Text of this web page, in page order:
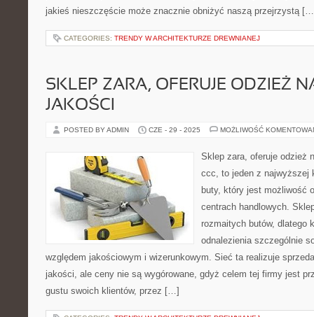
jakieś nieszczęście może znacznie obniżyć naszą przejrzystą
CATEGORIES: TRENDY W ARCHITEKTURZE DREWNIANEJ
SKLEP ZARA, OFERUJE ODZIEŻ
JAKOŚCI
POSTED BY ADMIN CZE - 29 - 2025 MOŻLIWOŚĆ
Sklep zara, oferuje odzież
ccc, to jeden z najwyższej
buty, który jest możliwość
centrach handlowych.
rozmaitych butów, dlatego
odnalezienia szczególnie
względem jakościowym i wizerunkowym. Sieć ta realizuje
jakości, ale ceny nie są wygórowane, gdyż celem tej firmy jest
gustu swoich klientów, przez […]